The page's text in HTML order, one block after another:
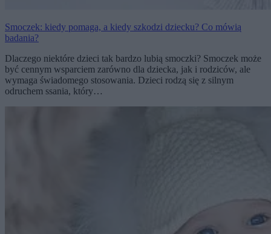
Smoczek: kiedy pomaga, a kiedy szkodzi dziecku? Co mówią
badania?
Dlaczego niektóre dzieci tak bardzo lubią smoczki? Smoczek może
być cennym wsparciem zarówno dla dziecka, jak i rodziców, ale
wymaga świadomego stosowania. Dzieci rodzą się z silnym
odruchem ssania, który…